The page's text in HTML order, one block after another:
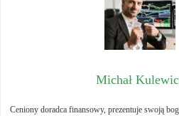
Michał
Ceniony doradca finansowy, prezentuje swoją